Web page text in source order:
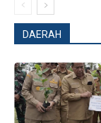
DAERAH